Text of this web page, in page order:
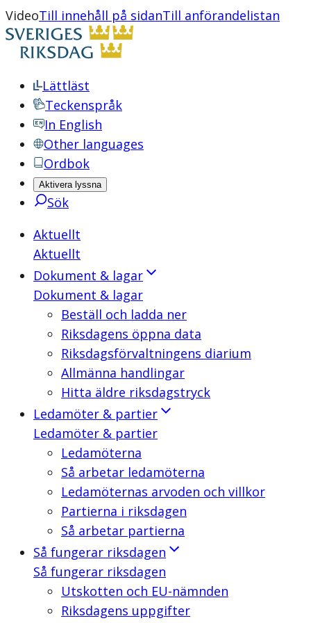
VideoTill innehåll på sidanTill anförandelistan
Lättläst
Teckenspråk
In English
Other languages
Ordbok
Aktivera lyssna
Sök
Aktuellt
Aktuellt
Dokument & lagar
Dokument & lagar
Beställ och ladda ner
Riksdagens öppna data
Riksdagsförvaltningens diarium
Allmänna handlingar
Hitta äldre riksdagstryck
Ledamöter & partier
Ledamöter & partier
Ledamöterna
Så arbetar ledamöterna
Ledamöternas arvoden och villkor
Partierna i riksdagen
Så arbetar partierna
Så fungerar riksdagen
Så fungerar riksdagen
Utskotten och EU-nämnden
Riksdagens uppgifter